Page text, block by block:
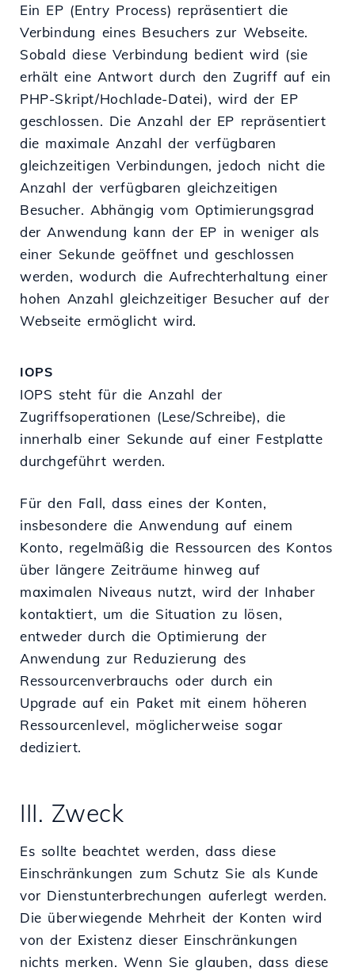
Ein EP (Entry Process) repräsentiert die
Verbindung eines Besuchers zur Webseite.
Sobald diese Verbindung bedient wird (sie
erhält eine Antwort durch den Zugriff auf ein
PHP-Skript/Hochlade-Datei), wird der EP
geschlossen. Die Anzahl der EP repräsentiert
die maximale Anzahl der verfügbaren
gleichzeitigen Verbindungen, jedoch nicht die
Anzahl der verfügbaren gleichzeitigen
Besucher. Abhängig vom Optimierungsgrad
der Anwendung kann der EP in weniger als
einer Sekunde geöffnet und geschlossen
werden, wodurch die Aufrechterhaltung einer
hohen Anzahl gleichzeitiger Besucher auf der
Webseite ermöglicht wird.
IOPS
IOPS steht für die Anzahl der
Zugriffsoperationen (Lese/Schreibe), die
innerhalb einer Sekunde auf einer Festplatte
durchgeführt werden.
Für den Fall, dass eines der Konten,
insbesondere die Anwendung auf einem
Konto, regelmäßig die Ressourcen des Kontos
über längere Zeiträume hinweg auf
maximalen Niveaus nutzt, wird der Inhaber
kontaktiert, um die Situation zu lösen,
entweder durch die Optimierung der
Anwendung zur Reduzierung des
Ressourcenverbrauchs oder durch ein
Upgrade auf ein Paket mit einem höheren
Ressourcenlevel, möglicherweise sogar
dediziert.
III. Zweck
Es sollte beachtet werden, dass diese
Einschränkungen zum Schutz Sie als Kunde
vor Dienstunterbrechungen auferlegt werden.
Die überwiegende Mehrheit der Konten wird
von der Existenz dieser Einschränkungen
nichts merken. Wenn Sie glauben, dass diese